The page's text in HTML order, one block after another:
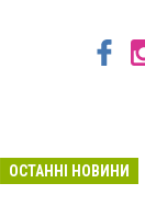
ОСТАННІ НОВИНИ